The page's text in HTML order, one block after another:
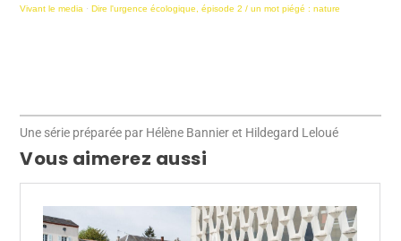
Vivant le media ·Dire l'urgence écologique, épisode 2 / un mot piégé : nature
Une série préparée par Hélène Bannier et Hildegard Leloué
Vous aimerez aussi